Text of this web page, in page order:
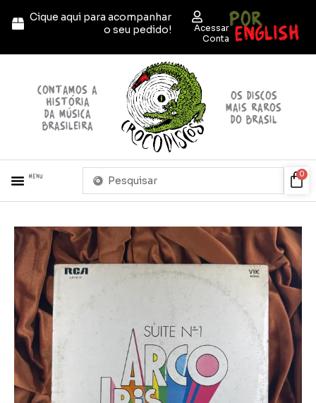
para
conteúdo
Cique aqui para acompanhar
o seu pedido!
Acessar
Conta
POR
ENGLISH
contamos a
história
da música
brasileira
OS discos
mais raros
do brasil
Menu
Pesquisar
0
Arco
Iris
-
Suite
quantidade